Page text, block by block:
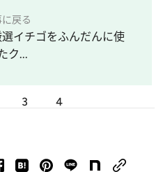
戻る
選イチゴをふんだんに使
ク...
3 4